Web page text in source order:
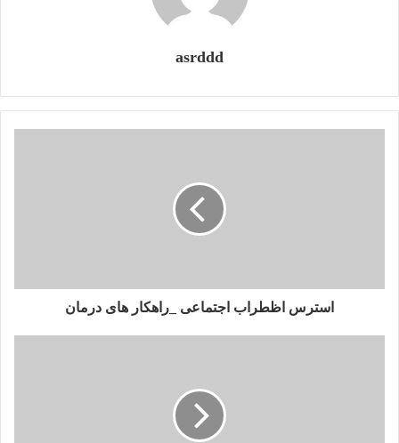
هورمون‌ها تنظیم می‌شوند
بدن انرژی ذخیره می‌کند
ذهن، اتفاقات روز را پردازش می‌کند
اگر این چرخه به‌هم بخورد، بدن نمی‌تواند خودش را ترمیم کند.
خستگی مزمن
asrddd
استرس اظطراب اجتماعی _راهکار های درمان‌